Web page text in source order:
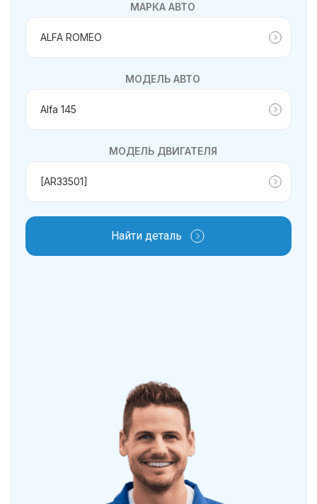
МАРКА АВТО
МОДЕЛЬ АВТО
МОДЕЛЬ ДВИГАТЕЛЯ
Найти деталь